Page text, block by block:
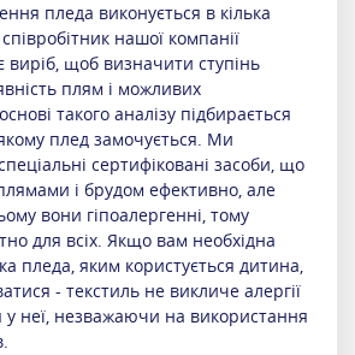
пледа виконується в кілька
нашої компанії
виріб, щоб визначити ступінь
плям і можливих
такого аналізу підбирається
плед замочується. Ми
сертифіковані засоби, що
і брудом ефективно, але
вони гіпоалергенні, тому
для всіх. Якщо вам необхідна
пледа, яким користується дитина,
- текстиль не викличе алергії
неї, незважаючи на використання